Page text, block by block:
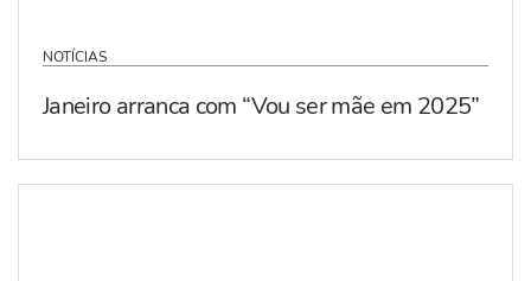
NOTÍCIAS
Janeiro arranca com “Vou ser mãe em 2025”